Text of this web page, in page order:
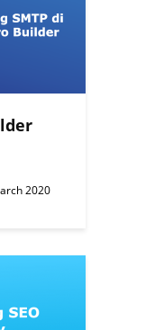
2020